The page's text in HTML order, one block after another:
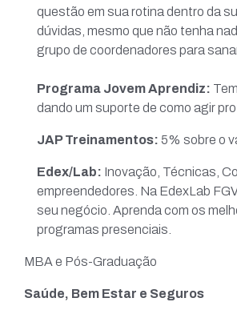
questão em sua rotina dentro da
dúvidas, mesmo que não tenha
grupo de coordenadores para
Programa Jovem Aprendiz:
dando um suporte de como agir
JAP Treinamentos: 5% sobre o
Edex/Lab: Inovação, Técnicas,
empreendedores. Na EdexLab
seu negócio. Aprenda com os
programas presenciais.
MBA e Pós-Graduação
Saúde, Bem Estar e Seguros